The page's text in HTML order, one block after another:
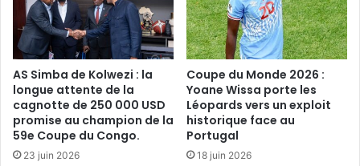
AS Simba de Kolwezi : la
longue attente de la
cagnotte de 250 000 USD
promise au champion de la
59e Coupe du Congo.
23 juin 2026
Coupe du Monde 2026 :
Yoane Wissa porte les
Léopards vers un exploit
historique face au
Portugal
18 juin 2026